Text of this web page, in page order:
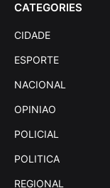
CATEGORIES
CIDADE
ESPORTE
NACIONAL
OPINIAO
POLICIAL
POLITICA
REGIONAL